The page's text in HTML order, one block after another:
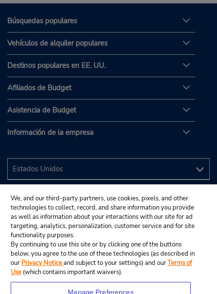
Búsquedas populares
Vehículos de alquiler populares
Destinos populares en EE. UU.
Afiliados de Budget
Asistencia de Budget
Información de la empresa
We, and our third-party partners, use cookies, pixels, and other
technologies to collect, record, and share information you provide
as well as information about your interactions with our site for ad
targeting, analytics, personalization, customer service and for site
functionality purposes.
By continuing to use this site or by clicking one of the buttons
below, you agree to the use of these technologies (as described in
our Privacy Noticeand subject to your settings) and ourTerms of
Use (which contains important waivers).
Manage Preferences